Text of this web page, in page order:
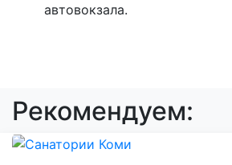
автовокзала.
Рекомендуем: